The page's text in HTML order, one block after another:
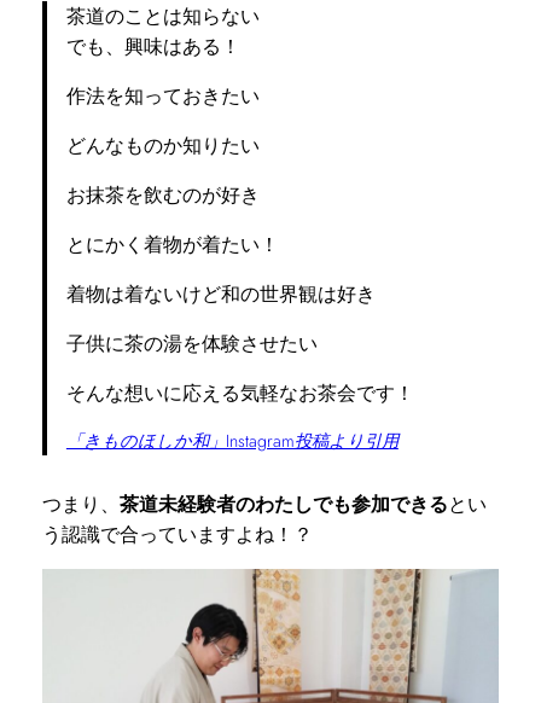
茶道のことは知らない
でも、興味はある！
作法を知っておきたい
どんなものか知りたい
お抹茶を飲むのが好き
とにかく着物が着たい！
着物は着ないけど和の世界観は好き
子供に茶の湯を体験させたい
そんな想いに応える気軽なお茶会です！
「きものほしか和」Instagram投稿より引用
つまり、 茶道未経験者のわたしでも参加できるとい
う認識で合っていますよね！？